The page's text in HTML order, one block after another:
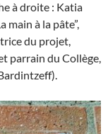
à droite : Katia
à la pâte”,
du projet,
parrain du Collège,